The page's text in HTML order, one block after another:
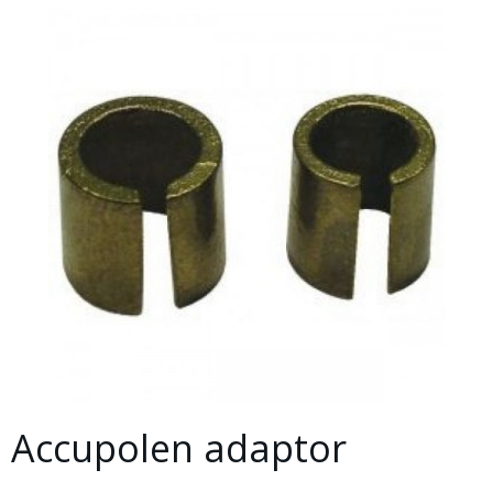
Accupolen adaptor